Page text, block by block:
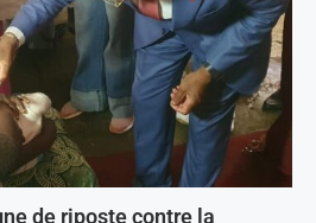
de riposte contre la